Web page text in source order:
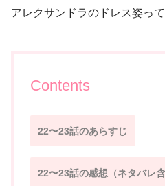
アレクサンドラのドレス姿って
Contents
22〜23話のあらすじ
22〜23話の感想（ネタバレ